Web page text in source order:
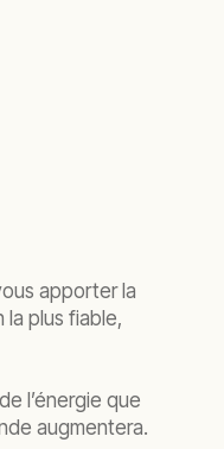
apporter la
plus fiable,
l’énergie que
augmentera.